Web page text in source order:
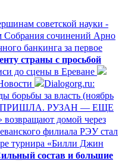
советской науки -
Собрания сочинений Арно
банкинга за первое
страны с просьбой
до сцены в Ереване
Dialogorg.ru:
борьбы за власть (ноябрь
ПРИШЛА. РУЗАН — ЕЩЕ
домой через
филиала РЭУ стал
турнира «Билли Джин
состав и большие